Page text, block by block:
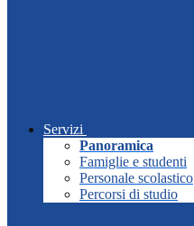
Servizi
Panoramica
Famiglie e studenti
Personale scolastico
Percorsi di studio